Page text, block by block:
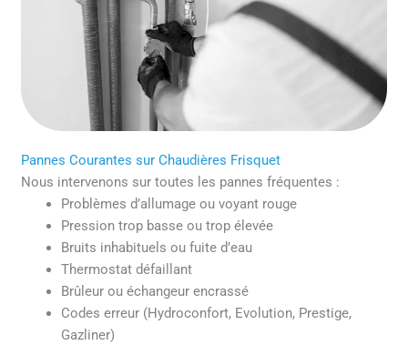
Pannes Courantes sur Chaudières Frisquet
Nous intervenons sur toutes les pannes fréquentes :
Problèmes d’allumage ou voyant rouge
Pression trop basse ou trop élevée
Bruits inhabituels ou fuite d’eau
Thermostat défaillant
Brûleur ou échangeur encrassé
Codes erreur (Hydroconfort, Evolution, Prestige,
Gazliner)